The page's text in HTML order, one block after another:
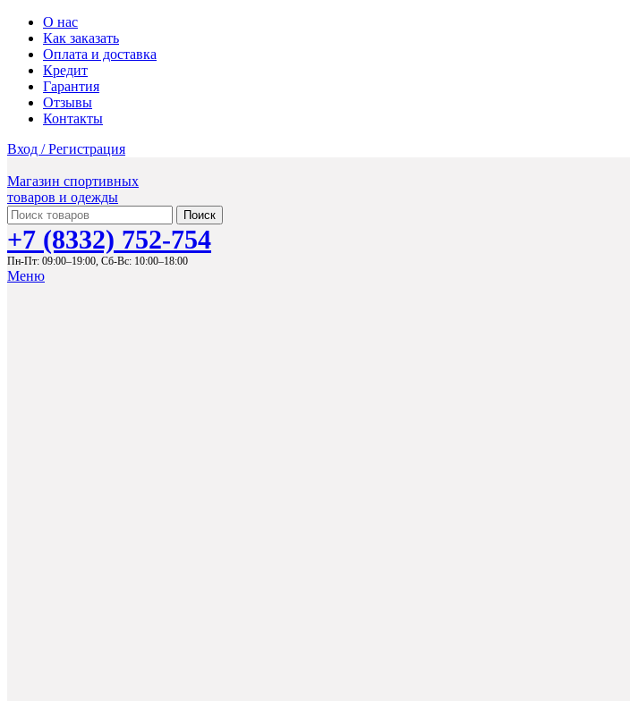
О нас
Как заказать
Оплата и доставка
Кредит
Гарантия
Отзывы
Контакты
Вход / Регистрация
Магазин спортивных
товаров и одежды
Поиск
+7 (8332) 752-754
Пн-Пт: 09:00–19:00, Сб-Вс: 10:00–18:00
Меню